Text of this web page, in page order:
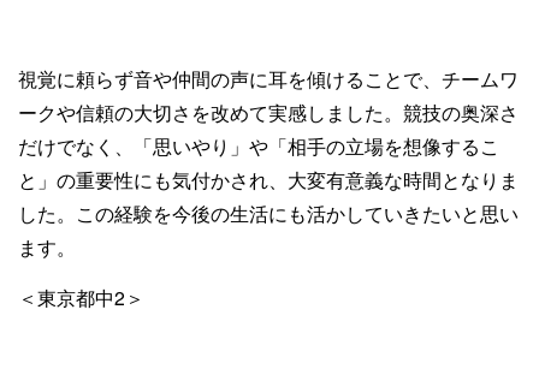
視覚に頼らず音や仲間の声に耳を傾けることで、チームワ
ークや信頼の大切さを改めて実感しました。競技の奥深さ
だけでなく、「思いやり」や「相手の立場を想像するこ
と」の重要性にも気付かされ、大変有意義な時間となりま
した。この経験を今後の生活にも活かしていきたいと思い
ます。
＜東京都中2＞